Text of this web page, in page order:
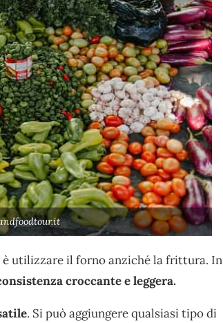
è utilizzare il forno anziché la frittura. In
croccante e leggera.
. Si può aggiungere qualsiasi tipo di